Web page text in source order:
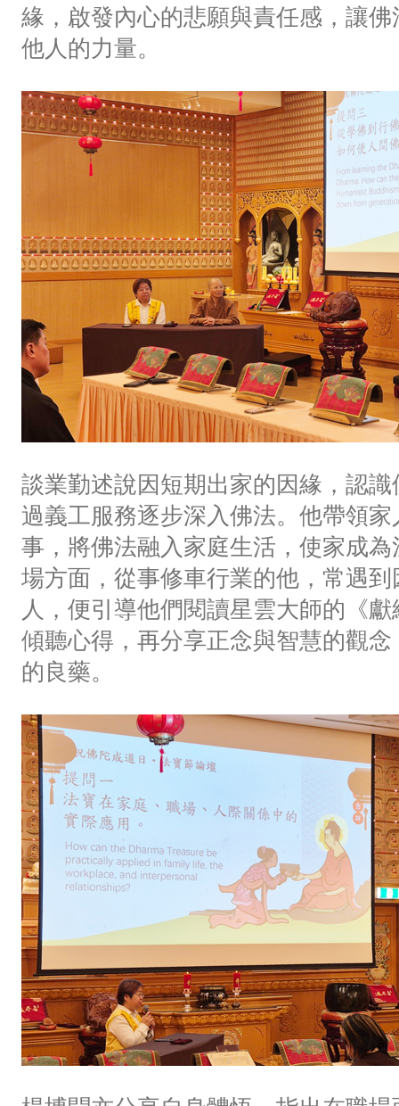
緣，啟發內心的悲願與責任感，讓
他人的力量。
談業勤述說因短期出家的因緣，認
過義工服務逐步深入佛法。他帶領
事，將佛法融入家庭生活，使家成
場方面，從事修車行業的他，常遇
人，便引導他們閱讀星雲大師的《
傾聽心得，再分享正念與智慧的觀
的良藥。